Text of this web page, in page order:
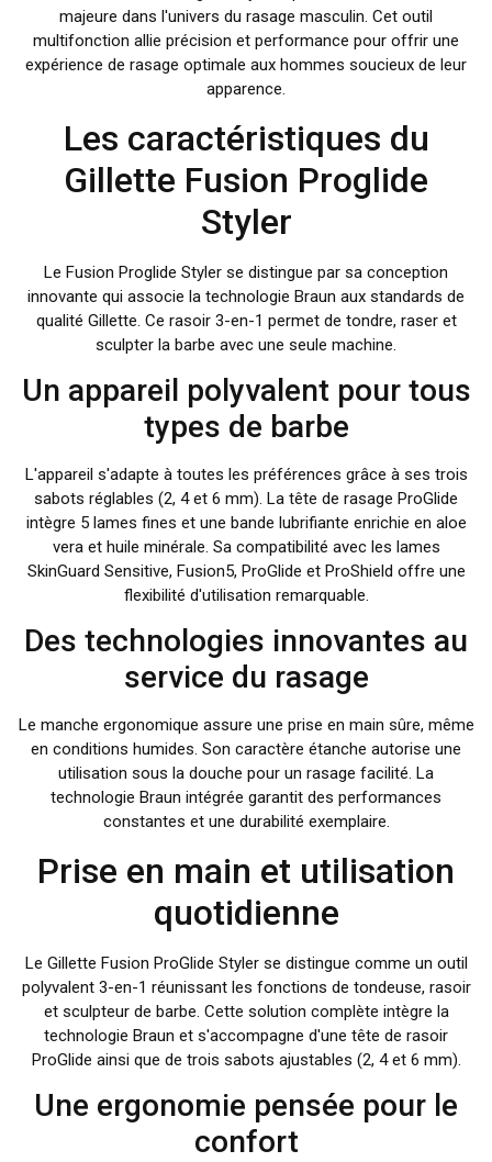
majeure dans l'univers du rasage masculin. Cet outil
multifonction allie précision et performance pour offrir une
expérience de rasage optimale aux hommes soucieux de leur
apparence.
Les caractéristiques du
Gillette Fusion Proglide
Styler
Le Fusion Proglide Styler se distingue par sa conception
innovante qui associe la technologie Braun aux standards de
qualité Gillette. Ce rasoir 3-en-1 permet de tondre, raser et
sculpter la barbe avec une seule machine.
Un appareil polyvalent pour tous
types de barbe
L'appareil s'adapte à toutes les préférences grâce à ses trois
sabots réglables (2, 4 et 6 mm). La tête de rasage ProGlide
intègre 5 lames fines et une bande lubrifiante enrichie en aloe
vera et huile minérale. Sa compatibilité avec les lames
SkinGuard Sensitive, Fusion5, ProGlide et ProShield offre une
flexibilité d'utilisation remarquable.
Des technologies innovantes au
service du rasage
Le manche ergonomique assure une prise en main sûre, même
en conditions humides. Son caractère étanche autorise une
utilisation sous la douche pour un rasage facilité. La
technologie Braun intégrée garantit des performances
constantes et une durabilité exemplaire.
Prise en main et utilisation
quotidienne
Le Gillette Fusion ProGlide Styler se distingue comme un outil
polyvalent 3-en-1 réunissant les fonctions de tondeuse, rasoir
et sculpteur de barbe. Cette solution complète intègre la
technologie Braun et s'accompagne d'une tête de rasoir
ProGlide ainsi que de trois sabots ajustables (2, 4 et 6 mm).
Une ergonomie pensée pour le
confort